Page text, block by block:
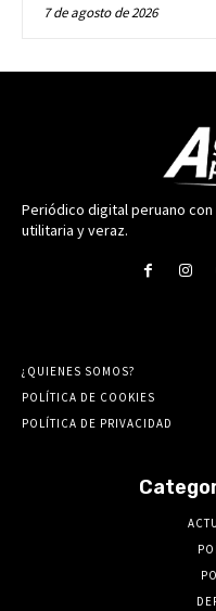
7 de agosto de 2026
Periódico digital peruano
utilitaria y veraz.
¿QUIENES SOMOS?
POLÍTICA DE COOKIES
POLÍTICA DE PRIVACIDAD